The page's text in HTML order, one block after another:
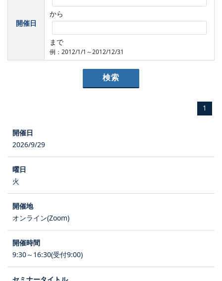
開催日
から
まで
例：2012/1/1～2012/12/31
1
2026/9/29
火
オンライン(Zoom)
9:30～16:30(受付9:00)